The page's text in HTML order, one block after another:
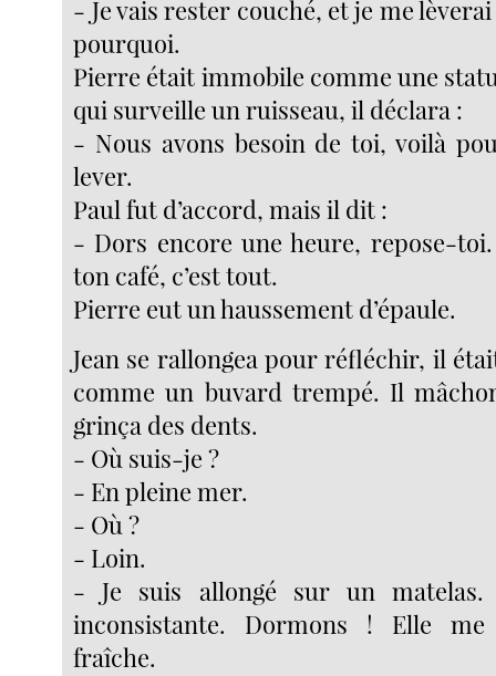
- Je vais rester couché, et je me
pourquoi.
Pierre était immobile comme une
qui surveille un ruisseau, il déclara :
- Nous avons besoin de toi, voilà
lever.
Paul fut d’accord, mais il dit :
- Dors encore une heure, repose-
ton café, c’est tout.
Pierre eut un haussement d’épaule.
Jean se rallongea pour réfléchir, il
comme un buvard trempé. Il
grinça des dents.
- Où suis-je ?
- En pleine mer.
- Où ?
- Loin.
- Je suis allongé sur un matelas.
inconsistante. Dormons ! Elle
fraîche.